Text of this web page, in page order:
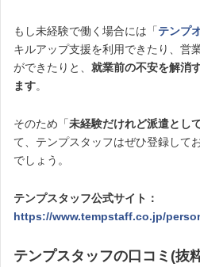
もし未経験で働く場合には「テンプ
キルアップ支援を利用できたり、営
ができたりと、 就業前の不安を解消
ます。
そのため「未経験だけれど派遣とし
て、テンプスタッフはぜひ登録して
でしょう。
テンプスタッフ公式サイト：
https://www.tempstaff.co.jp/
テンプスタッフの口コミ(抜